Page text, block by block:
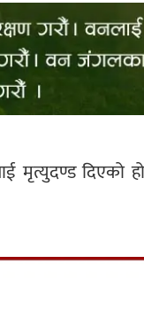
दिएको